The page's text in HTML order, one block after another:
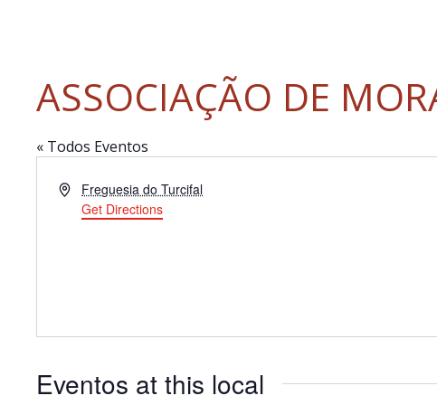
ASSOCIAÇÃO DE
« Todos Eventos
AddressFreguesia do Turcifal
Get Directions
Eventos at this local